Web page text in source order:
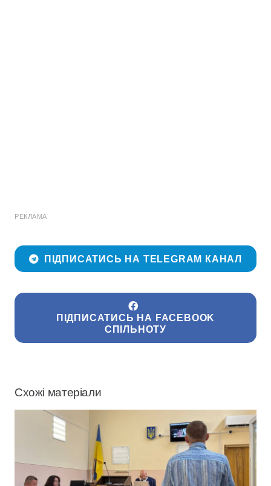
РЕКЛАМА
ПІДПИСАТИСЬ НА TELEGRAM КАНАЛ
ПІДПИСАТИСЬ НА FACEBOOK
СПІЛЬНОТУ
Схожі матеріали